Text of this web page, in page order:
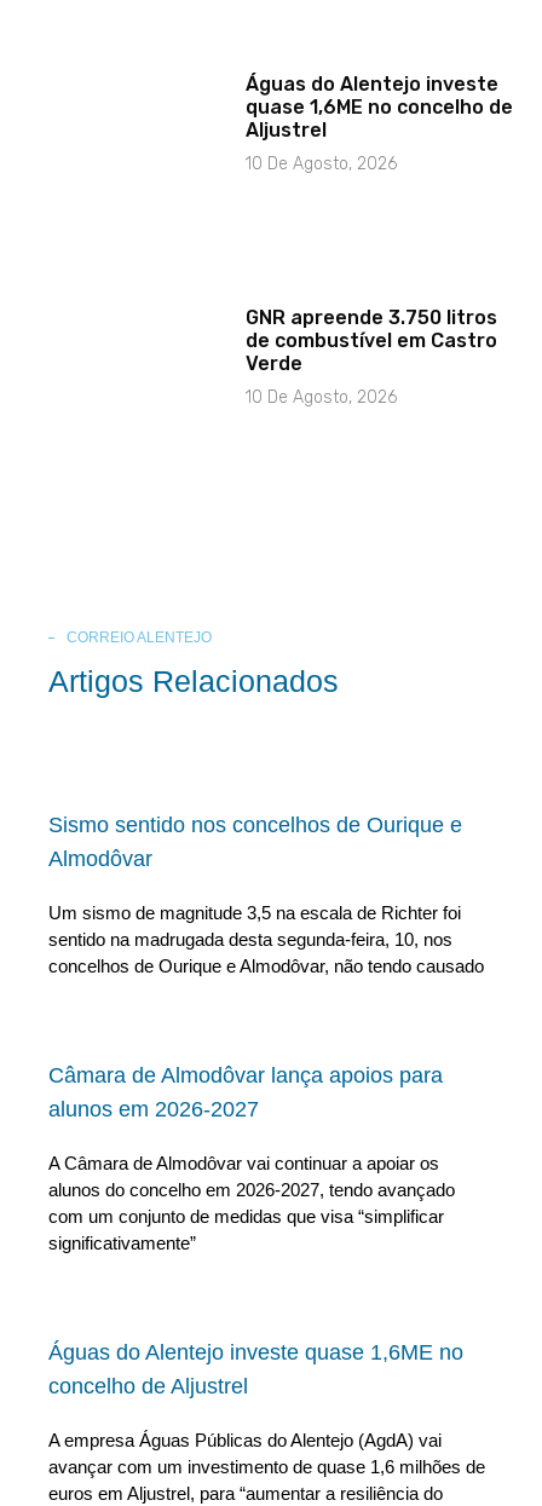
Águas do Alentejo investe
quase 1,6ME no concelho de
Aljustrel
10 De Agosto, 2026
GNR apreende 3.750 litros
de combustível em Castro
Verde
10 De Agosto, 2026
CORREIO ALENTEJO
Artigos Relacionados
Sismo sentido nos concelhos de Ourique e
Almodôvar
Um sismo de magnitude 3,5 na escala de Richter foi
sentido na madrugada desta segunda-feira, 10, nos
concelhos de Ourique e Almodôvar, não tendo causado
Câmara de Almodôvar lança apoios para
alunos em 2026-2027
A Câmara de Almodôvar vai continuar a apoiar os
alunos do concelho em 2026-2027, tendo avançado
com um conjunto de medidas que visa “simplificar
significativamente”
Águas do Alentejo investe quase 1,6ME no
concelho de Aljustrel
A empresa Águas Públicas do Alentejo (AgdA) vai
avançar com um investimento de quase 1,6 milhões de
euros em Aljustrel, para “aumentar a resiliência do